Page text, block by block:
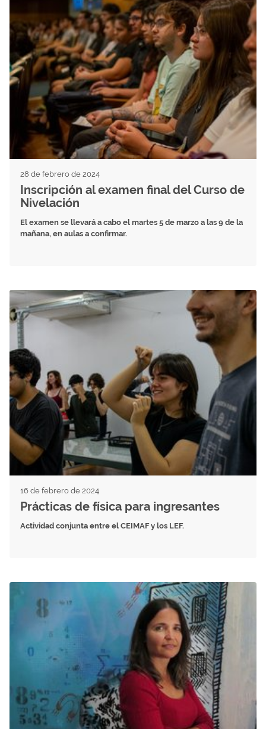
28 de febrero de 2024
Inscripción al examen final del Curso de
Nivelación
El examen se llevará a cabo el martes 5 de marzo a las 9 de la
mañana, en aulas a confirmar.
16 de febrero de 2024
Prácticas de física para ingresantes
Actividad conjunta entre el CEIMAF y los LEF.